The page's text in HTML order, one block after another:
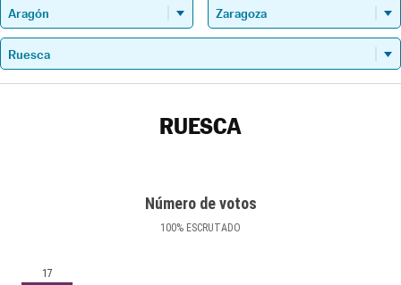
RUESCA
Número de votos
100% ESCRUTADO
17